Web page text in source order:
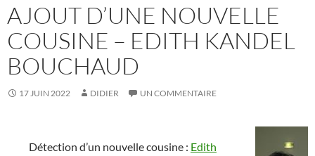
AJOUT D’UNE NOUVELLE
COUSINE – EDITH KANDEL
BOUCHAUD
17 JUIN 2022 DIDIER UN COMMENTAIRE
Détection d’un nouvelle cousine : Edith